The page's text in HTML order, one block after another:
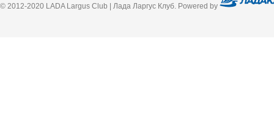
© 2012-2020 LADA Largus Club | Лада Ларгус Клуб. Powered by